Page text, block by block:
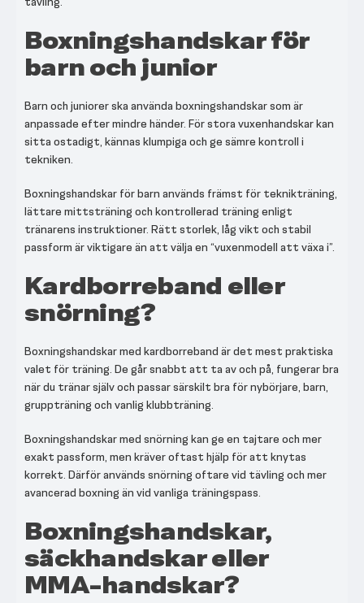
Boxningshandskar för
barn och junior
Barn och juniorer ska använda boxningshandskar som är
anpassade efter mindre händer. För stora vuxenhandskar kan
sitta ostadigt, kännas klumpiga och ge sämre kontroll i
tekniken.
Boxningshandskar för barn används främst för teknikträning,
lättare mittsträning och kontrollerad träning enligt
tränarens instruktioner. Rätt storlek, låg vikt och stabil
passform är viktigare än att välja en “vuxenmodell att växa i”.
Kardborreband eller
snörning?
Boxningshandskar med kardborreband är det mest praktiska
valet för träning. De går snabbt att ta av och på, fungerar bra
när du tränar själv och passar särskilt bra för nybörjare, barn,
gruppträning och vanlig klubbträning.
Boxningshandskar med snörning kan ge en tajtare och mer
exakt passform, men kräver oftast hjälp för att knytas
korrekt. Därför används snörning oftare vid tävling och mer
avancerad boxning än vid vanliga träningspass.
Boxningshandskar,
säckhandskar eller
MMA-handskar?